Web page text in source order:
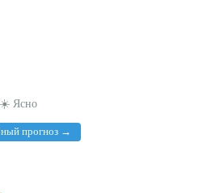
☀️ Ясно
прогноз →